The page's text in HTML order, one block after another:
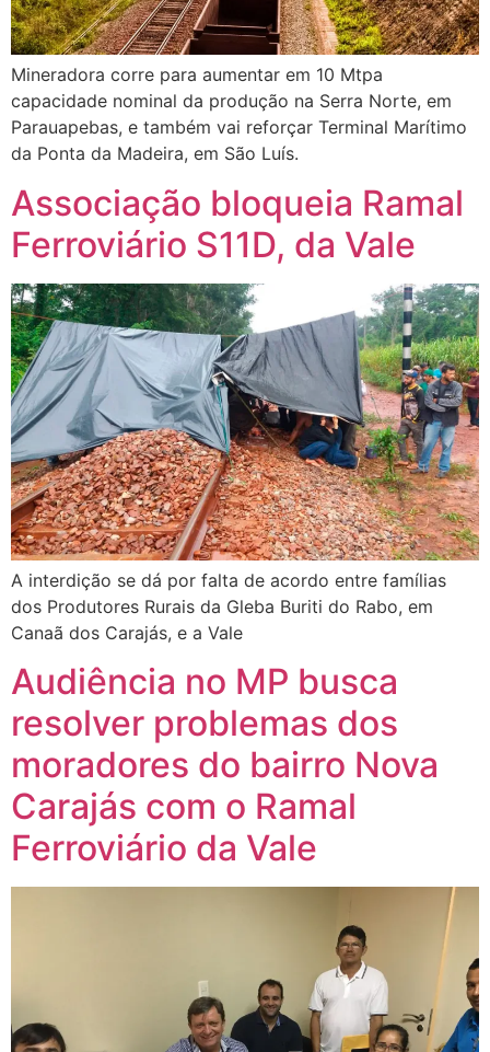
Mineradora corre para aumentar em 10 Mtpa
capacidade nominal da produção na Serra Norte, em
Parauapebas, e também vai reforçar Terminal Marítimo
da Ponta da Madeira, em São Luís.
Associação bloqueia Ramal
Ferroviário S11D, da Vale
A interdição se dá por falta de acordo entre famílias
dos Produtores Rurais da Gleba Buriti do Rabo, em
Canaã dos Carajás, e a Vale
Audiência no MP busca
resolver problemas dos
moradores do bairro Nova
Carajás com o Ramal
Ferroviário da Vale